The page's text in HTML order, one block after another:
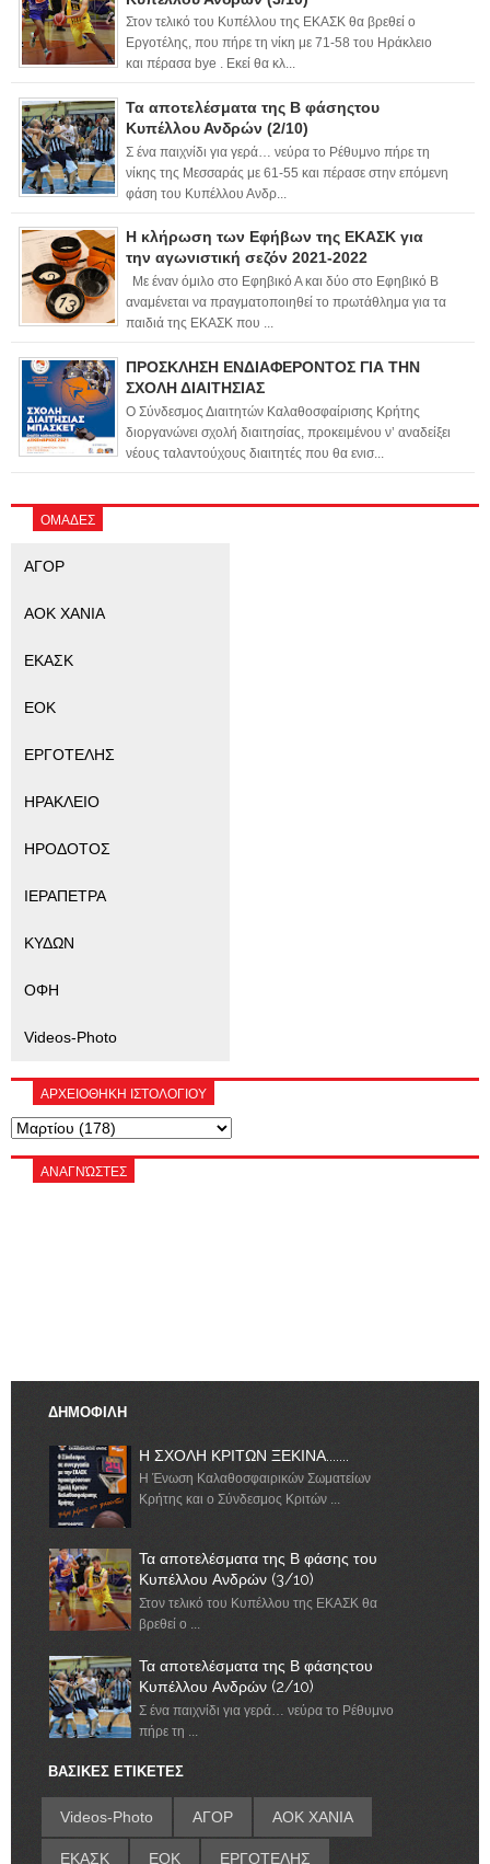
Στον τελικό του Κυπέλλου της ΕΚΑΣΚ θα βρεθεί ο
Εργοτέλης, που πήρε τη νίκη με 71-58 του Ηράκλειο
και πέρασα bye . Εκεί θα κλ...
Τα αποτελέσματα της Β φάσηςτου
Κυπέλλου Ανδρών (2/10)
Σ ένα παιχνίδι για γερά… νεύρα το Ρέθυμνο πήρε τη
νίκης της Μεσσαράς με 61-55 και πέρασε στην επόμενη
φάση του Κυπέλλου Ανδρ...
Η κλήρωση των Εφήβων της ΕΚΑΣΚ για
την αγωνιστική σεζόν 2021-2022
Με έναν όμιλο στο Εφηβικό Α και δύο στο Εφηβικό Β
αναμένεται να πραγματοποιηθεί το πρωτάθλημα για τα
παιδιά της ΕΚΑΣΚ που ...
ΠΡΟΣΚΛΗΣΗ ΕΝΔΙΑΦΕΡΟΝΤΟΣ ΓΙΑ ΤΗΝ
ΣΧΟΛΗ ΔΙΑΙΤΗΣΙΑΣ
Ο Σύνδεσμος Διαιτητών Καλαθοσφαίρισης Κρήτης
διοργανώνει σχολή διαιτησίας, προκειμένου ν’ αναδείξει
νέους ταλαντούχους διαιτητές που θα ενισ...
ΟΜΑΔΕΣ
ΑΓΟΡ
ΑΟΚ ΧΑΝΙΑ
ΕΚΑΣΚ
ΕΟΚ
ΕΡΓΟΤΕΛΗΣ
ΗΡΑΚΛΕΙΟ
ΗΡΟΔΟΤΟΣ
ΙΕΡΑΠΕΤΡΑ
ΚΥΔΩΝ
ΟΦΗ
Videos-Photo
ΑΡΧΕΙΟΘΗΚΗ ΙΣΤΟΛΟΓΙΟΥ
ΑΝΑΓΝΏΣΤΕΣ
ΔΗΜΟΦΙΛΗ
Η ΣΧΟΛΗ ΚΡΙΤΩΝ ΞΕΚΙΝΑ.......
Η Ένωση Καλαθοσφαιρικών Σωματείων
Κρήτης και ο Σύνδεσμος Κριτών ...
Τα αποτελέσματα της Β φάσης του
Κυπέλλου Ανδρών (3/10)
Στον τελικό του Κυπέλλου της ΕΚΑΣΚ θα
βρεθεί ο ...
Τα αποτελέσματα της Β φάσηςτου
Κυπέλλου Ανδρών (2/10)
Σ ένα παιχνίδι για γερά… νεύρα το Ρέθυμνο
πήρε τη ...
ΒΑΣΙΚΕΣ ΕΤΙΚΕΤΕΣ
Videos-Photo ΑΓΟΡ ΑΟΚ ΧΑΝΙΑ
ΕΚΑΣΚ ΕΟΚ ΕΡΓΟΤΕΛΗΣ